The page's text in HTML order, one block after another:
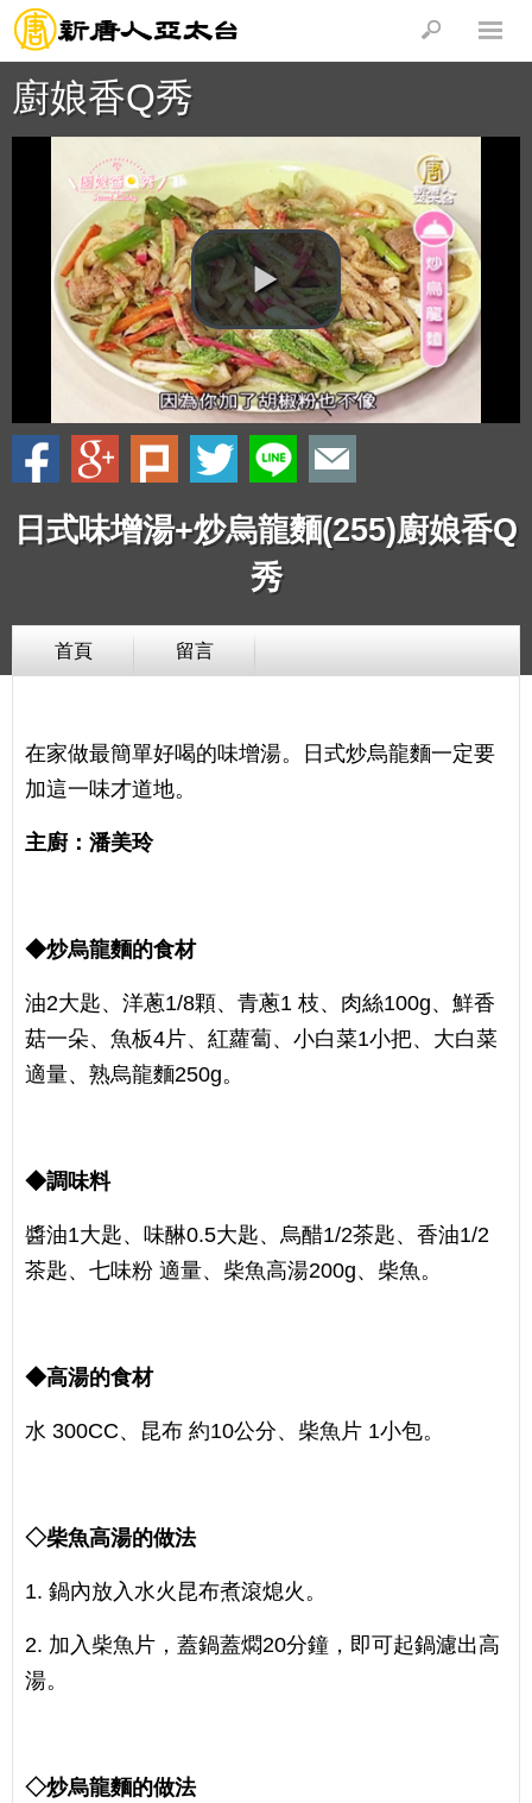
廚娘香Q秀
日式味增湯+炒烏龍麵(255)廚娘香Q
秀
首頁 留言
在家做最簡單好喝的味增湯。日式炒烏龍麵一定要
加這一味才道地。
主廚：潘美玲
◆炒烏龍麵的食材
油2大匙、洋蔥1/8顆、青蔥1 枝、肉絲100g、鮮香
菇一朵、魚板4片、紅蘿蔔、小白菜1小把、大白菜
適量、熟烏龍麵250g。
◆調味料
醬油1大匙、味醂0.5大匙、烏醋1/2茶匙、香油1/2
茶匙、七味粉 適量、柴魚高湯200g、柴魚。
◆高湯的食材
水 300CC、昆布 約10公分、柴魚片 1小包。
◇柴魚高湯的做法
1. 鍋內放入水火昆布煮滾熄火。
2. 加入柴魚片，蓋鍋蓋燜20分鐘，即可起鍋濾出高
湯。
◇炒烏龍麵的做法